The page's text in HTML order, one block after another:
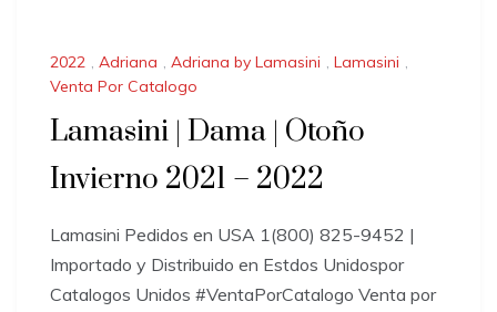
2022 , Adriana , Adriana by Lamasini , Lamasini ,
Venta Por Catalogo
Lamasini | Dama | Otoño
Invierno 2021 – 2022
Lamasini Pedidos en USA 1(800) 825-9452 |
Importado y Distribuido en Estdos Unidospor
Catalogos Unidos #VentaPorCatalogo Venta por